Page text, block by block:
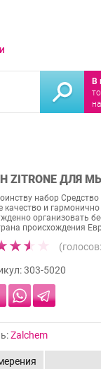
В
ZITRONE ДЛЯ
набор
качество и
организовать
происхождения
(голосов:
303-5020
Zalchem